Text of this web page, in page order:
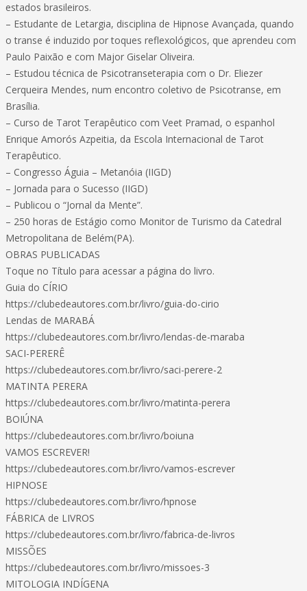
estados brasileiros.
– Estudante de Letargia, disciplina de Hipnose Avançada, quando
o transe é induzido por toques reflexológicos, que aprendeu com
Paulo Paixão e com Major Giselar Oliveira.
– Estudou técnica de Psicotranseterapia com o Dr. Eliezer
Cerqueira Mendes, num encontro coletivo de Psicotranse, em
Brasília.
– Curso de Tarot Terapêutico com Veet Pramad, o espanhol
Enrique Amorós Azpeitia, da Escola Internacional de Tarot
Terapêutico.
– Congresso Águia – Metanóia (IIGD)
– Jornada para o Sucesso (IIGD)
– Publicou o “Jornal da Mente”.
– 250 horas de Estágio como Monitor de Turismo da Catedral
Metropolitana de Belém(PA).
OBRAS PUBLICADAS
Toque no Título para acessar a página do livro.
Guia do CÍRIO
https://clubedeautores.com.br/livro/guia-do-cirio
Lendas de MARABÁ
https://clubedeautores.com.br/livro/lendas-de-maraba
SACI-PERERÊ
https://clubedeautores.com.br/livro/saci-perere-2
MATINTA PERERA
https://clubedeautores.com.br/livro/matinta-perera
BOIÚNA
https://clubedeautores.com.br/livro/boiuna
VAMOS ESCREVER!
https://clubedeautores.com.br/livro/vamos-escrever
HIPNOSE
https://clubedeautores.com.br/livro/hpnose
FÁBRICA de LIVROS
https://clubedeautores.com.br/livro/fabrica-de-livros
MISSÕES
https://clubedeautores.com.br/livro/missoes-3
MITOLOGIA INDÍGENA